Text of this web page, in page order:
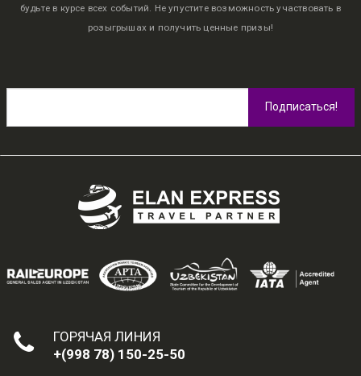
будьте в курсе всех событий. Не упустите возможность участвовать в
розыгрышах и получить ценные призы!
ГОРЯЧАЯ ЛИНИЯ
+(998 78) 150-25-50